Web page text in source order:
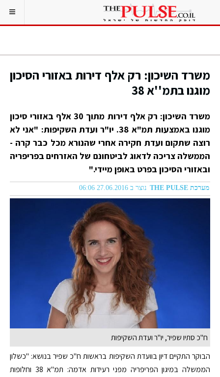
משרד השיכון: רק אלף דירות באזורי הסיכון
מוגנו בתמ''א 38
משרד השיכון: רק אלף דירות מתוך 30 אלף באזורי סיכון
מוגנו באמצעות תמ"א 38. יו"ר ועדת השקיפות: "אני לא
רוצה שתקום ועדת חקירה אחרי שהנורא מכל כבר קרה -
הממשלה צריכה לדאוג לביטחונם של האזרחים בפריפריה
ובאזורי הסיכון בפרט באופן מיידי."
מערכת THE PULSE נוצר ב 27.06.2016 06:06
ח"כ סתיו שפיר, יו"ר ועדת השקיפות
הבוקר התקיים דיון בוועדת השקיפות בראשות ח"כ שפיר בנושא: "כשלון
הממשלה במיגון הפריפריה מפני רעידות אדמה: תמ"א 38 וחלופות